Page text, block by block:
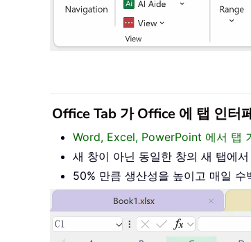
Office Tab 가 Office 에 탭 인터
Word, Excel, PowerPoint 에서 탭
새 창이 아닌 동일한 창의 새 탭에
50% 만큼 생산성을 높이고 매일 수